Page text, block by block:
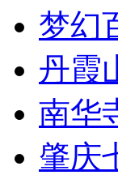
梦幻
丹霞
南华
肇庆